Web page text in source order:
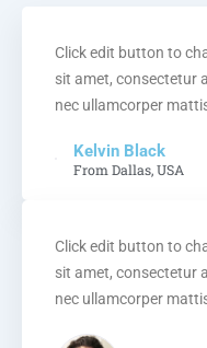
Click edit button to
sit amet, consectetur
nec ullamcorper
Kelvin Black
From Dallas, USA
Click edit button to
sit amet, consectetur
nec ullamcorper